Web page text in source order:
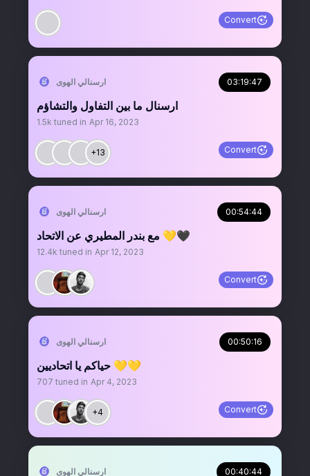
Convert
‏ارسنالي الهوى 03:19:47
ارسنال ما بين التفاول والتشاؤم
1.5k tuned in Apr 16, 2023
+13 Convert
‏ارسنالي الهوى 00:54:44
مع بندر المطيري عن الاتحاد 💛🖤
12.4k tuned in Apr 12, 2023
Convert
‏ارسنالي الهوى 00:50:16
حياكم يا اتحاديين 💛💛
707 tuned in Apr 4, 2023
+4 Convert
‏ارسنالي الهوى 00:40:44